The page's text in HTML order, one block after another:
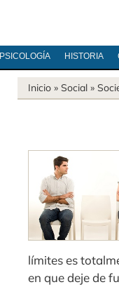
PSICOLOGÍA HISTORIA
Inicio » Social »
límites es
en que deje de